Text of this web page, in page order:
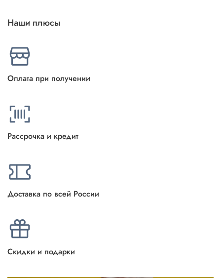
Наши плюсы
Оплата при получении
Рассрочка и кредит
Доставка по всей России
Скидки и подарки